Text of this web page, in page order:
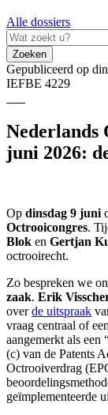
Alle dossiers
Zoeken
Gepubliceerd op
IEFBE 4229
Nederlands
juni 2026:
Op dinsdag 9 juni
Octrooicongres.
Blok en Gertjan
octrooirecht.
Zo bespreken we
zaak. Erik
overde uitspraak
vraag centraal of
aangemerkt als
(c) van de Patents
Octrooiverdrag
geïmplementeerde